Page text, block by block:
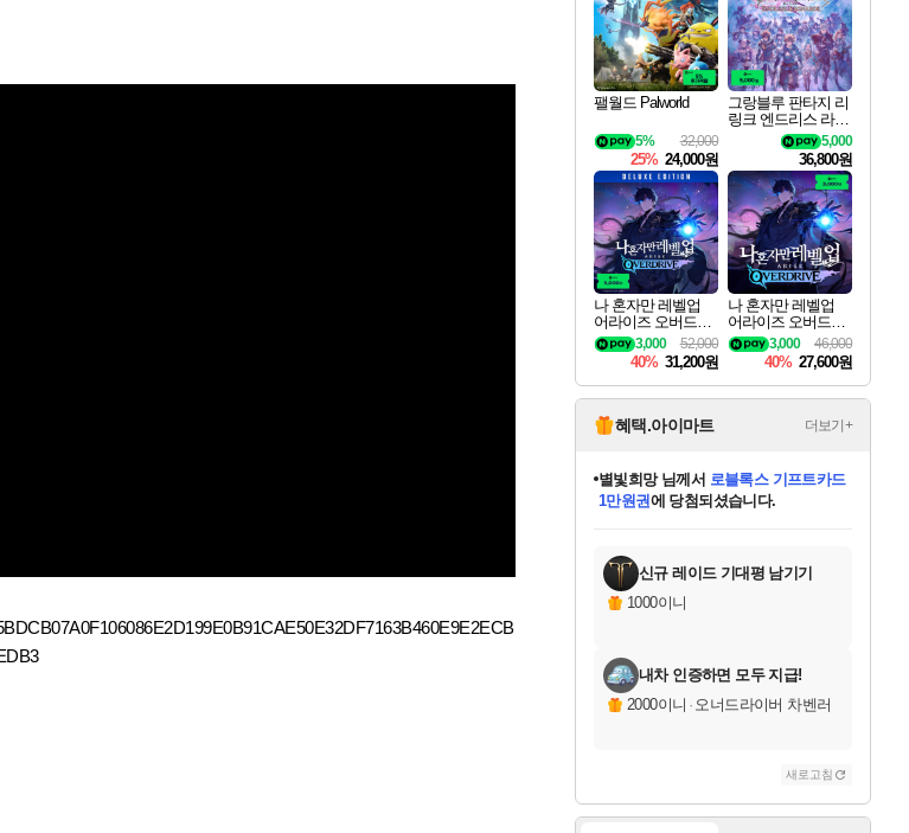
팰월드 Palworld
32,000
5%
25% 24,000원
그랑블루 판타지 리
링크 엔드리스 라그
나로크 업그레이드
킷 Granblue Fantasy
Relink Endless Ragn
arok Upgrade Kit DL
C
5,000
36,800원
나 혼자만 레벨업
어라이즈 오버드라
이브 디럭스 에디션
Solo Leveling Arise
Overdrive Deluxe Edi
tion
52,000
3,000
40% 31,200원
나 혼자만 레벨업
어라이즈 오버드라
이브 Solo Leveling A
rise
46,000
3,000
40% 27,600원
혜택.아이마트 더보기+
교환.
당첨되셨습니다.
당첨되셨습니다.
당첨되셨습니다.
별빛희망님께서 로블록스 기프트카드
1만원권에 당첨되셨습니다.
당첨되셨습니다.
당첨되셨습니다.
당첨되셨습니다.
당첨되셨습니다.
에디션 (스팀코드)를 교환.
당첨되셨습니다.
신규 레이드 기대평 남기기
1000이니
내차 인증하면 모두 지급!
2000이니 · 오너드라이버 차벤러
새로고침